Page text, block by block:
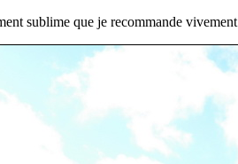
sublime que je recommande